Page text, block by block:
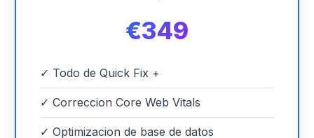
€349
✓ Todo de Quick Fix +
✓ Correccion Core Web Vitals
✓ Optimizacion de base de datos